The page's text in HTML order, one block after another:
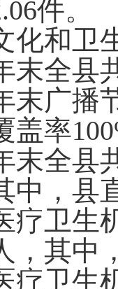
件。
化和卫
末全县
末广播
盖率
末全县
中，县
疗卫生
，其中
疗卫生